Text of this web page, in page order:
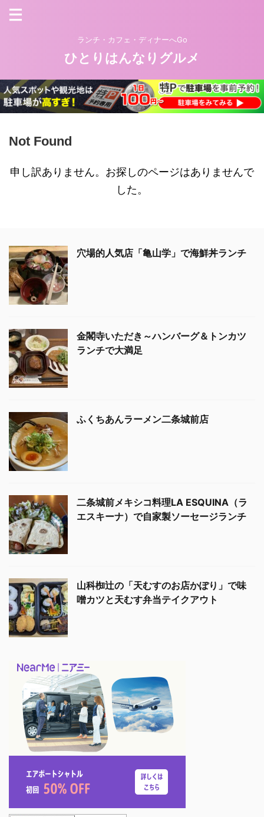
ランチ・カフェ・ディナーへGo
ひとりはんなりグルメ
Not Found
申し訳ありません。お探しのページはありませんで
した。
穴場的人気店「亀山学」で海鮮丼ランチ
金閣寺いただき～ハンバーグ＆トンカツ
ランチで大満足
ふくちあんラーメン二条城前店
二条城前メキシコ料理LA ESQUINA（ラ
エスキーナ）で自家製ソーセージランチ
山科椥辻の「天むすのお店かぽり」で味
噌カツと天むす弁当テイクアウト